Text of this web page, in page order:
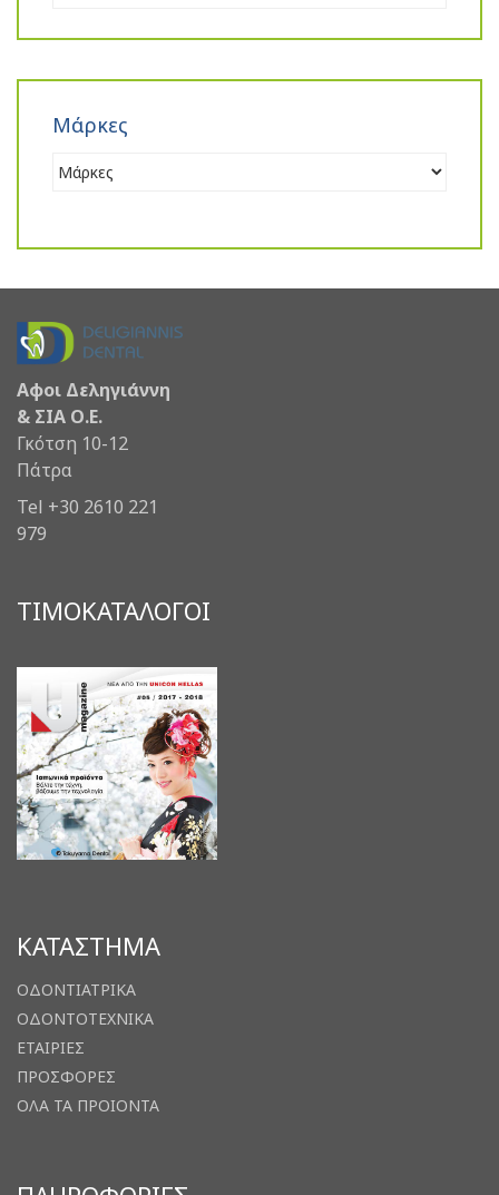
Μάρκες
Αφοι Δεληγιάννη
& ΣΙΑ Ο.Ε.
Γκότση 10-12
Πάτρα
Tel +30 2610 221
979
ΤΙΜΟΚΑΤΑΛΟΓΟΙ
ΚΑΤΑΣΤΗΜΑ
ΟΔΟΝΤΙΑΤΡΙΚΑ
ΟΔΟΝΤΟΤΕΧΝΙΚΑ
ΕΤΑΙΡΙΕΣ
ΠΡΟΣΦΟΡΕΣ
ΟΛΑ ΤΑ ΠΡΟΙΟΝΤΑ